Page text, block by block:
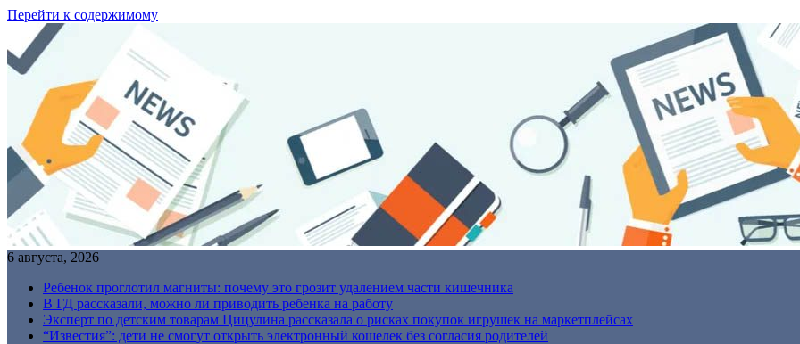
Перейти к содержимому
6 августа, 2026
Ребенок проглотил магниты: почему это грозит удалением части кишечника
В ГД рассказали, можно ли приводить ребенка на работу
Эксперт по детским товарам Цицулина рассказала о рисках покупок игрушек на маркетплейсах
“Известия”: дети не смогут открыть электронный кошелек без согласия родителей